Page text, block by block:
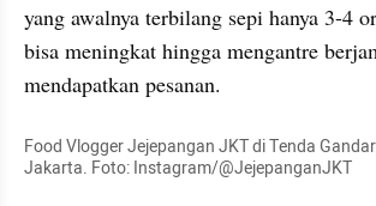
yang awalnya terbilang sepi hanya 3-4
bisa meningkat hingga mengantre
mendapatkan pesanan.
Food Vlogger Jejepangan JKT di Tenda
Jakarta. Foto: Instagram/@JejepanganJKT